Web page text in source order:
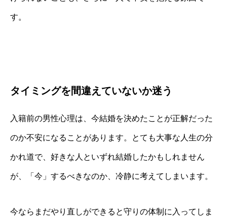
す。
タイミングを間違えていないか迷う
入籍前の男性心理は、今結婚を決めたことが正解だった
のか不安になることがあります。とても大事な人生の分
かれ道で、好きな人といずれ結婚したかもしれません
が、「今」するべきなのか、冷静に考えてしまいます。
今ならまだやり直しができると守りの体制に入ってしま